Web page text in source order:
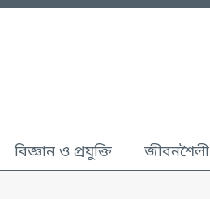
বিজ্ঞান ও প্রযুক্তি জীবনশৈলী